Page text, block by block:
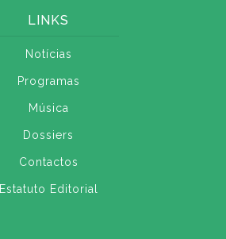
LINKS
Notícias
Programas
Música
Dossiers
Contactos
Estatuto Editorial